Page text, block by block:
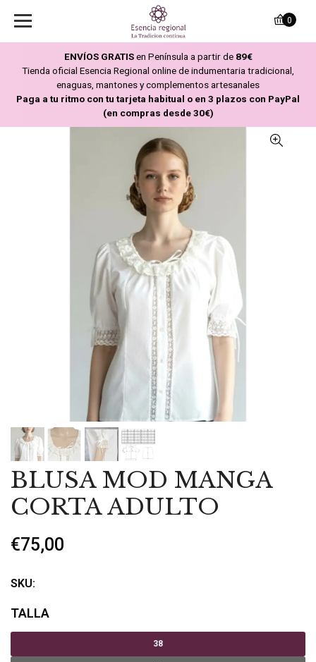
ENVÍOS GRATISen Península a partir de 89€
Tienda oficial Esencia Regional online de indumentaria tradicional,
enaguas, mantones y complementos artesanales
Paga a tu ritmo con tu tarjeta habitual o en 3 plazos con PayPal
(en compras desde 30€)
0
BLUSA MOD MANGA
CORTA ADULTO
€75,00
SKU:
TALLA
38